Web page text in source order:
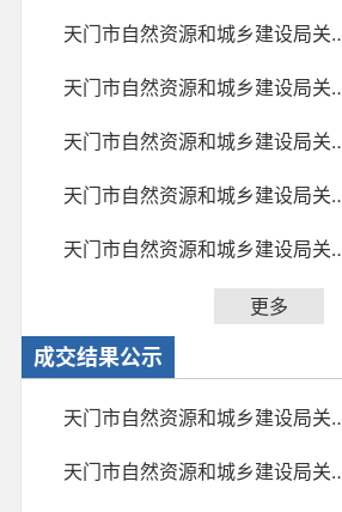
天门市自然资源和城乡建设局关于
天门市自然资源和城乡建设局关于
天门市自然资源和城乡建设局关于
天门市自然资源和城乡建设局关于
天门市自然资源和城乡建设局关于
更多
成交结果公示
天门市自然资源和城乡建设局关于
天门市自然资源和城乡建设局关于